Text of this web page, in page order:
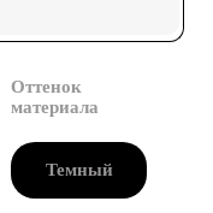
Оттенок
материала
Темный